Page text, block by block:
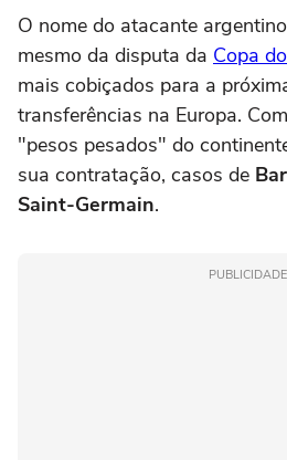
O nome do atacante
mesmo da disputa da Copa
mais cobiçados para a
transferências na Europa.
"pesos pesados" do
sua contratação, casos de
Saint-Germain.
PUBLICIDADE